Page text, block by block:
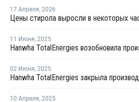
17 Апреля, 2026
Цены стирола выросли в некоторых
11 Июня, 2025
02 Июня, 2025
10 Апреля, 2025